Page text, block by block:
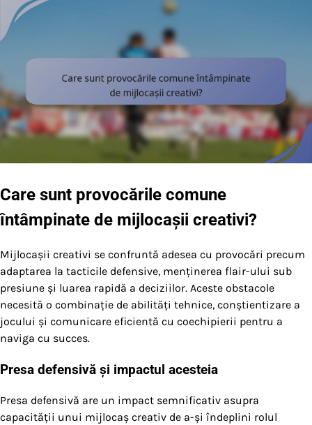
Care sunt provocările comune
întâmpinate de mijlocașii creativi?
Mijlocașii creativi se confruntă adesea cu provocări precum
adaptarea la tacticile defensive, menținerea flair-ului sub
presiune și luarea rapidă a deciziilor. Aceste obstacole
necesită o combinație de abilități tehnice, conștientizare a
jocului și comunicare eficientă cu coechipierii pentru a
naviga cu succes.
Presa defensivă și impactul acesteia
Presa defensivă are un impact semnificativ asupra
capacității unui mijlocaș creativ de a-și îndeplini rolul